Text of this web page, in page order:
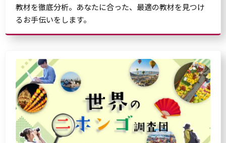
教材を徹底分析。あなたに合った、最適の教材を見つけ
るお手伝いをします。